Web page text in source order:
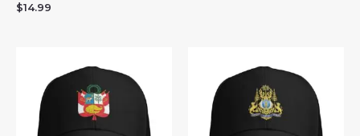
$14.99